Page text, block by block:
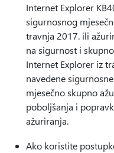
Internet Explorer
sigurnosnog
travnja 2017. ili
na sigurnost i
Internet Explorer iz
navedene
mjesečno skupno
poboljšanja i
ažuriranja.
Ako koristite